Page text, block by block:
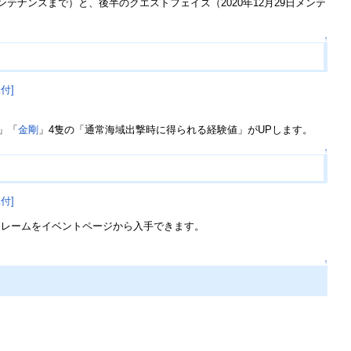
ナンスまで）と、後半のクエストフェイズ（2020年12月29日メンテ
↑
]
「金剛」4隻の「通常海域出撃時に得られる経験値」がUPします。
↑
]
ームをイベントページから入手できます。
↑